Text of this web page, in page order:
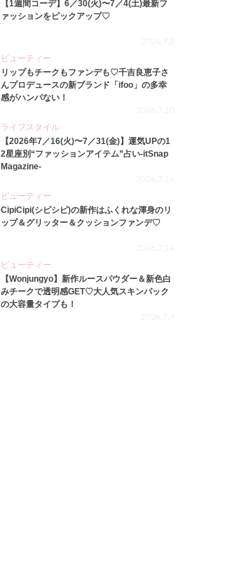
【1週間コーデ】6／30(火)〜7／4(土)最新フ
ァッションをピックアップ♡
2026.7.8
ビューティー
リップもチークもファンデも♡千吉良恵子さ
んプロデュースの新ブランド「ifoo」の多幸
感がハンパない！
2026.7.10
ライフスタイル
【2026年7／16(火)〜7／31(金)】運気UPの1
2星座別“ファッションアイテム”占い-itSnap
Magazine-
2026.7.16
ビューティー
CipiCipi(シピシピ)の新作はふくれな渾身のリ
ップ＆グリッター＆クッションファンデ♡
2026.7.14
ビューティー
【Wonjungyo】新作ルースパウダー＆新色白
みチークで透明感GET♡大人気スキンパック
の大容量タイプも！
2026.7.9